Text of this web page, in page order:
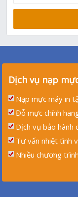
Dịch vụ nạp
Nạp mực máy in
Đỗ mực chính
Dịch vụ bảo hành
Tư vấn nhiệt tình
Nhiều chương